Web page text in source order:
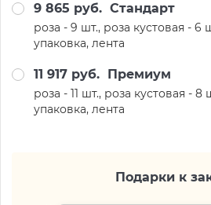
9 865 руб. Стандарт
роза - 9 шт., роза кустовая - 6
упаковка, лента
11 917 руб. Премиум
роза - 11 шт., роза кустовая - 8
упаковка, лента
Подарки к